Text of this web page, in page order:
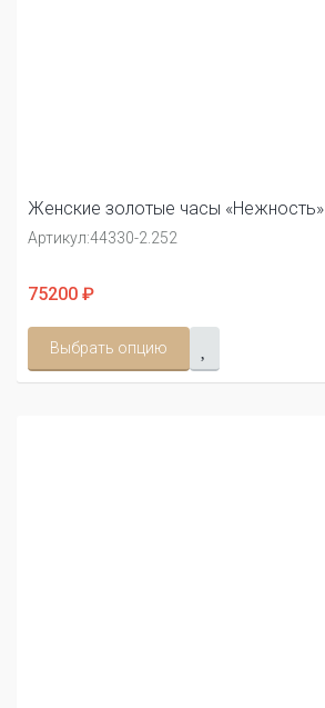
Женские золотые часы «Нежность»
Артикул:44330-2.252
75200 ₽
Выбрать опцию